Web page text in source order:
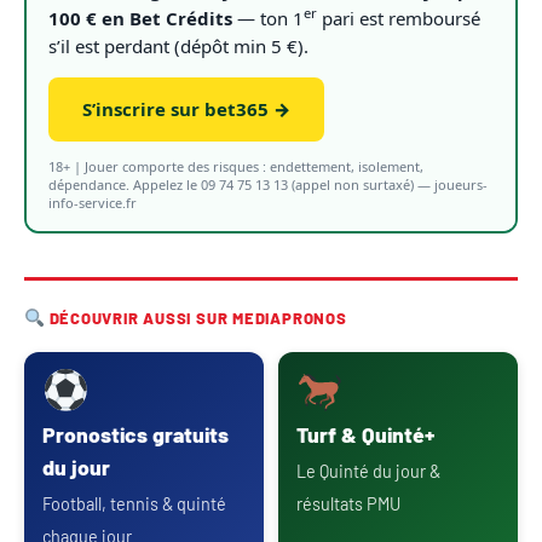
100 € en Bet Crédits — ton 1 er pari est remboursé
s’il est perdant (dépôt min 5 €).
S’inscrire sur bet365 →
18+ | Jouer comporte des risques : endettement, isolement,
dépendance. Appelez le 09 74 75 13 13 (appel non surtaxé) — joueurs-
info-service.fr
DÉCOUVRIR AUSSI SUR MEDIAPRONOS
Pronostics gratuits
du jour
Football, tennis & quinté
chaque jour
Turf & Quinté+
Le Quinté du jour &
résultats PMU